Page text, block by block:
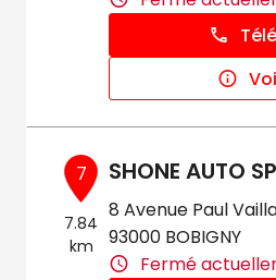
7
7.84
km
SHONE AUTO
8 Avenue Paul
93000 BOBIGNY
Fermé